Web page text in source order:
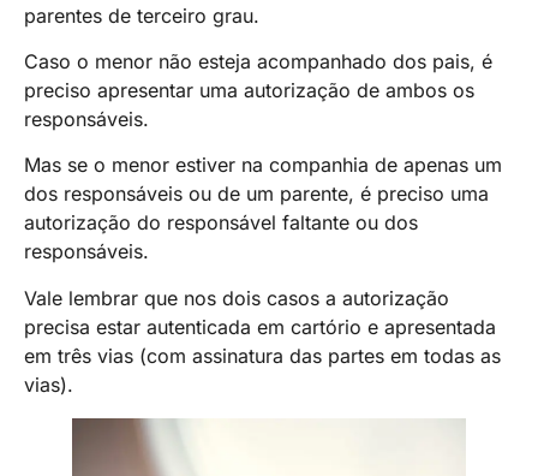
parentes de terceiro grau.
Caso o menor não esteja acompanhado dos pais, é
preciso apresentar uma autorização de ambos os
responsáveis.
Mas se o menor estiver na companhia de apenas um
dos responsáveis ou de um parente, é preciso uma
autorização do responsável faltante ou dos
responsáveis.
Vale lembrar que nos dois casos a autorização
precisa estar autenticada em cartório e apresentada
em três vias (com assinatura das partes em todas as
vias).